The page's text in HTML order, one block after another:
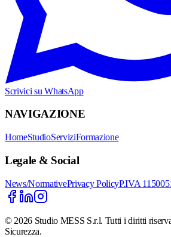
Scrivici su WhatsApp
NAVIGAZIONE
HomeStudioServiziFormazione
Legale & Social
News/NormativePrivacy PolicyP.IVA
© 2026 Studio MESS S.r.l. Tutti i diritti
Sicurezza.